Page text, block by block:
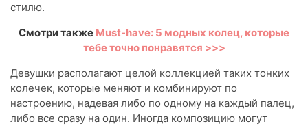
стилю.
Смотри также Must-have: 5 модных колец, которые
тебе точно понравятся >>>
Девушки располагают целой коллекцией таких тонких
колечек, которые меняют и комбинируют по
настроению, надевая либо по одному на каждый палец,
либо все сразу на один. Иногда композицию могут